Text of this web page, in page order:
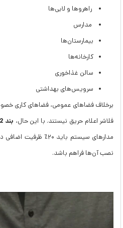
راهروها و لابی‌ها
مدارس
بیمارستان‌ها
کارخانه‌ها
سالن غذاخوری
سرویس‌های بهداشتی
برخلاف فضاهای عمومی، فضاهای کاری
فلاشر اعلام حریق نیستند. با این حال، بند 907.5.2.3.2 کد IBC
مدارهای سیستم باید
نصب آن‌ها فراهم باشد.